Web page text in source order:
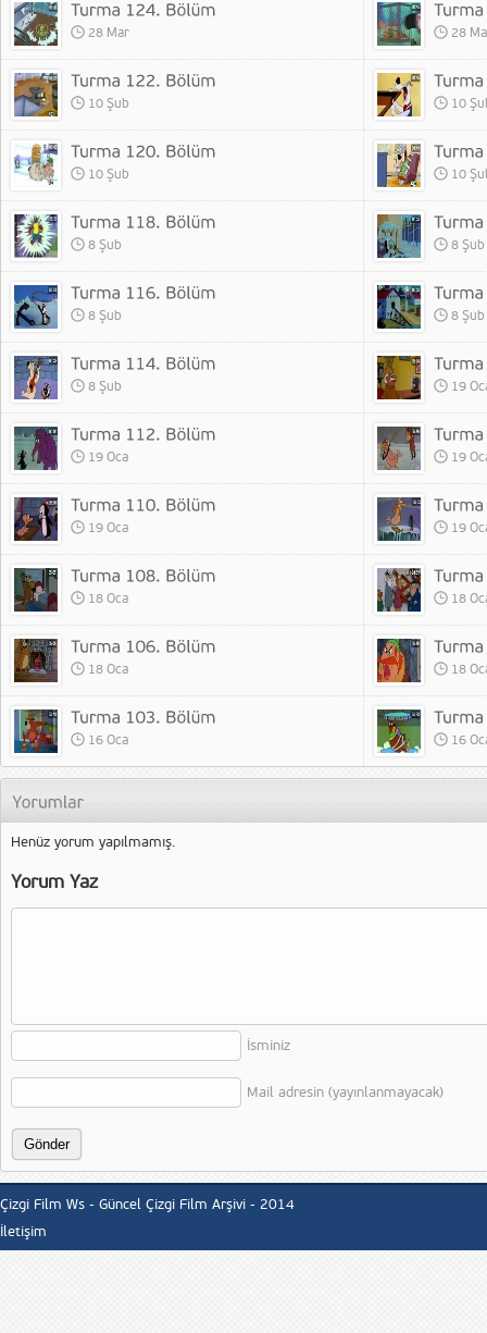
28 Mar 28
10 Şub 10
10 Şub 10
8 Şub 8 Şub
8 Şub 8 Şub
8 Şub 19
19 Oca 19
19 Oca 19
18 Oca 18
18 Oca 18
16 Oca 16
Henüz yorum yapılmamış.
Yorum Yaz
İsminiz
Mail adresin (yayınlanmayacak)
Çizgi Film Ws - Güncel Çizgi Film Arşivi - 2014
İletişim